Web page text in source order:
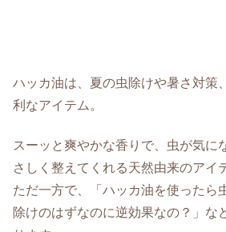
ハッカ油は、夏の虫除けや暑さ対策
利なアイテム。
スーッと爽やかな香りで、虫が気に
さしく整えてくれる天然由来のアイ
ただ一方で、「ハッカ油を使ったら
除けのはずなのに逆効果なの？」な